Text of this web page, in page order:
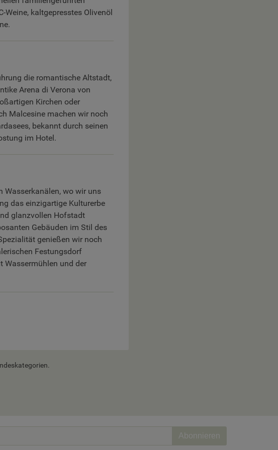
Weine, kaltgepresstes Olivenöl
die romantische Altstadt,
Arena di Verona von
Kirchen oder
Malcesine machen wir noch
bekannt durch seinen
im Hotel.
Wasserkanälen, wo wir uns
das einzigartige Kulturerbe
glanzvollen Hofstadt
Gebäuden im Stil des
genießen wir noch
Festungsdorf
Wassermühlen und der
Abonnieren